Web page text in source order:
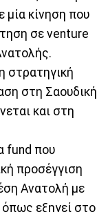
μία κίνηση που
σε venture
στρατηγική
στη Σαουδική
και στη
fund που
προσέγγιση
Ανατολή με
εξηγεί στο